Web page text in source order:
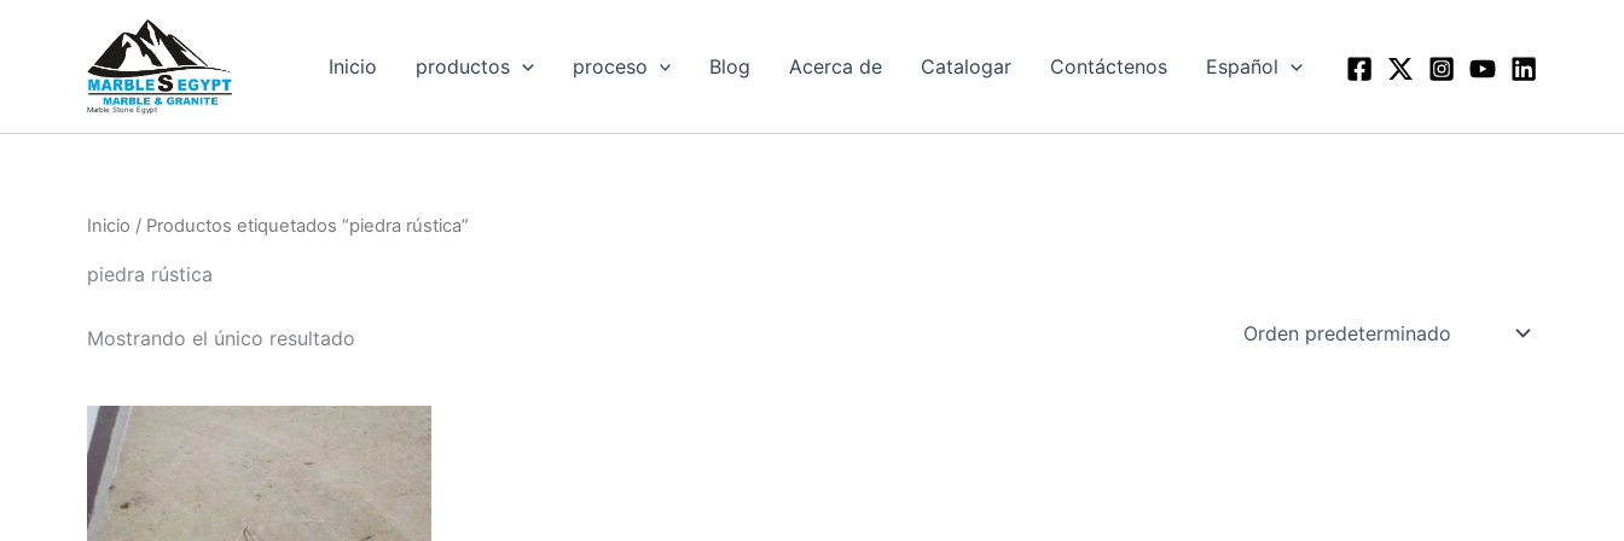
contenido
Marble Stone Egypt
Inicio productos proceso Blog Acerca de Catalogar Contáctenos Español
Inicio / Productos etiquetados “piedra rústica”
piedra rústica
Mostrando el único resultado